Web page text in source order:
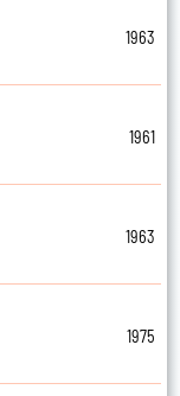
1963
1961
1963
1975